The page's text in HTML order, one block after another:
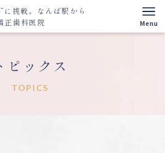
挑戦。 なんば駅から
正歯科医院
ピックス
TOPICS